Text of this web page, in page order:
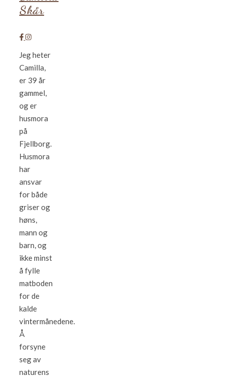
Skår
Jeg heter
Camilla,
er 39 år
gammel,
og er
husmora
på
Fjellborg.
Husmora
har
ansvar
for både
griser og
høns,
mann og
barn, og
ikke minst
å fylle
matboden
for de
kalde
vintermånedene.
Å
forsyne
seg av
naturens